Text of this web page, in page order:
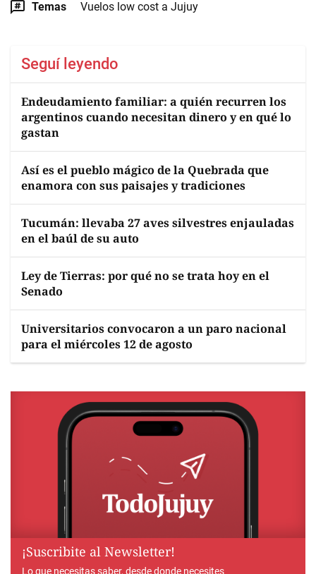
Temas Vuelos low cost a Jujuy
Seguí leyendo
Endeudamiento familiar: a quién recurren los
argentinos cuando necesitan dinero y en qué lo
gastan
Así es el pueblo mágico de la Quebrada que
enamora con sus paisajes y tradiciones
Tucumán: llevaba 27 aves silvestres enjauladas
en el baúl de su auto
Ley de Tierras: por qué no se trata hoy en el
Senado
Universitarios convocaron a un paro nacional
para el miércoles 12 de agosto
¡Suscribite al Newsletter!
Lo que necesitas saber, desde donde necesites